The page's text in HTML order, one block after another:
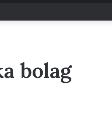
bolag